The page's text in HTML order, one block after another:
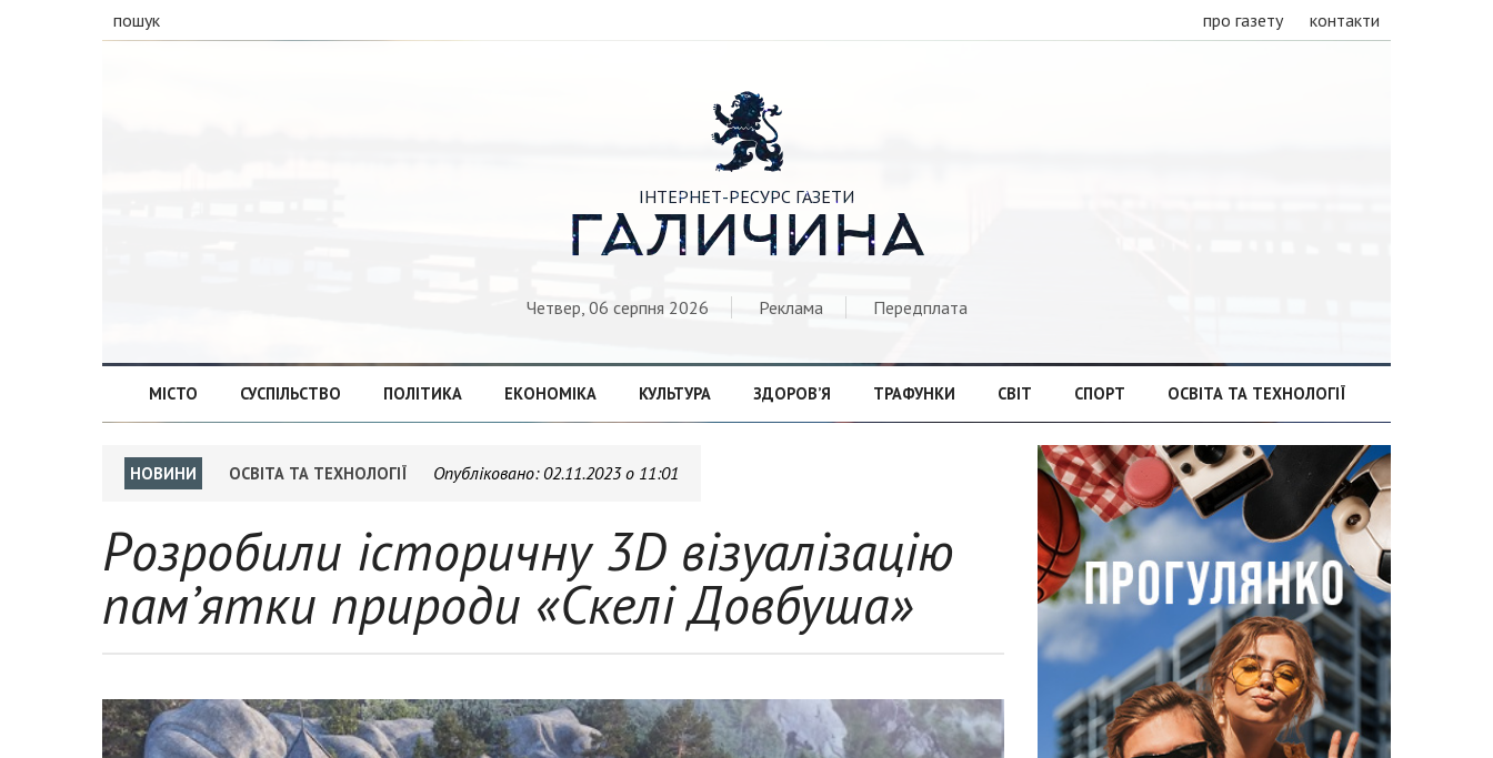
пошук про газету контакти

ІНТЕРНЕТ-РЕСУРС ГАЗЕТИ
ГАЛИЧИНА
Четвер, 06 серпня 2026 Реклама Передплата
МІСТО СУСПІЛЬСТВО ПОЛІТИКА ЕКОНОМІКА КУЛЬТУРА ЗДОРОВ’Я ТРАФУНКИ СВІТ СПОРТ ОСВІТА ТА ТЕХНОЛОГІЇ
НОВИНИ ОСВІТА ТА ТЕХНОЛОГІЇ Опубліковано: 02.11.2023 о 11:01
Розробили історичну 3D візуалізацію
пам’ятки природи «Скелі Довбуша»